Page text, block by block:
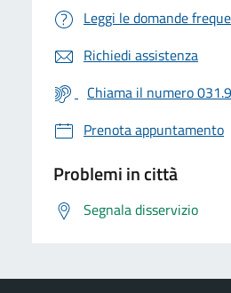
Leggi le domande
Richiedi assistenza
Chiama il numero
Prenota appuntamento
Problemi in città
Segnala disservizio